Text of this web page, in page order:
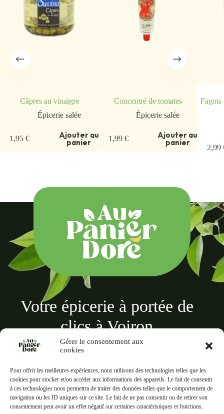
Gérer le consentement aux
cookies
Pour offrir les meilleures expériences, nous utilisons des technologies telles que les
cookies pour stocker et/ou accéder aux informations des appareils. Le fait de consentir
à ces technologies nous permettra de traiter des données telles que le comportement de
navigation ou les ID uniques sur ce site. Le fait de ne pas consentir ou de retirer son
consentement peut avoir un effet négatif sur certaines caractéristiques et fonctions.
Câpres au vinaigre
Épicerie salée
1,95€ Ajouter au
panier
Concentré de tomates
Épicerie salée
1,99 € Ajouter au
panier
Fagots
2,99
Votre épicerie à portée de
clics à Voiron
Au panier doré
18 Rue des Terreaux, 38500 Voiron